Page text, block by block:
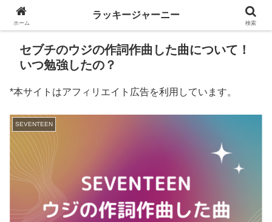
セブチのウジの作詞作曲した曲について！
いつ勉強したの？
*本サイトはアフィリエイト広告を利用しています。
SEVENTEEN
ホーム
ラッキージャーニー
検索